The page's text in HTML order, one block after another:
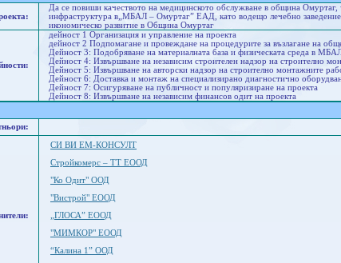
Да се повиши качеството на медицинското обслужване в община
инфраструктура в„МБАЛ – Омуртаг” ЕАД, като водещо лечебно
икономическо развитие в Община Омуртаг
дейност 1 Организация и управление на проекта
дейност 2 Подпомагане и провеждане на процедурите за възлагане на
Дейност 3: Подобряване на материалната база и физическата среда в
Дейност 4: Извършване на независим строителен надзор на строително
Дейност 5: Извършване на авторски надзор на строително монтажните
Дейност 6: Доставка и монтаж на специализирано диагностично
Дейност 7: Осигуряване на публичност и популяризиране на проекта
Дейност 8: Извършване на независим финансов одит на проекта
СИ ВИ ЕМ-КОНСУЛТ
Стройкомерс – ТТ ЕООД
"Ко Одит" ООД
"Вистрой" ЕООД
„ГЛОСА” ЕООД
"МИМКОР" ЕООД
“Калина 1” ООД